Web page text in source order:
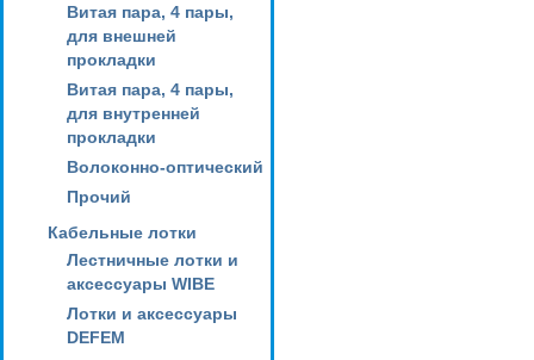
Витая пара, 4 пары,
для внешней
прокладки
Витая пара, 4 пары,
для внутренней
прокладки
Волоконно-оптический
Прочий
Кабельные лотки
Лестничные лотки и
аксессуары WIBE
Лотки и аксессуары
DEFEM